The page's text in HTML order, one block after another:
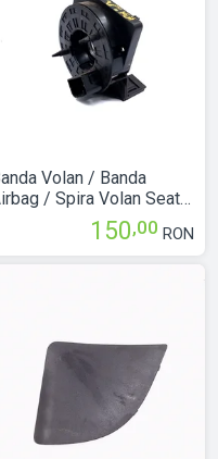
Volan / Banda
/ Spira Volan Seat
IBIZA Mk 4 (6L) 2002 >
2008 20294630150,00 RON